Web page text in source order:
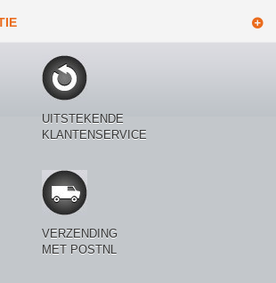
UITSTEKENDE
KLANTENSERVICE
VERZENDING
MET POSTNL